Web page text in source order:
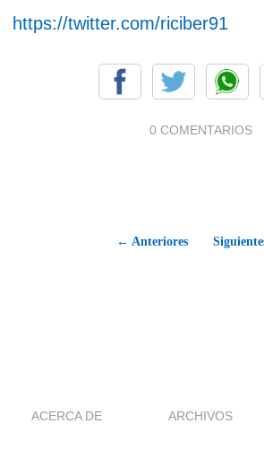
https://twitter.com/riciber91
0 COMENTARIOS
← Anteriores
ACERCA DE ARCHIVOS